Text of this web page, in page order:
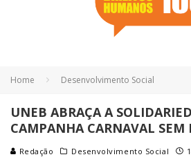
Home Desenvolvimento Social
UNEB ABRAÇA A
CAMPANHA CARNAVAL SEM
Redação Desenvolvimento Social